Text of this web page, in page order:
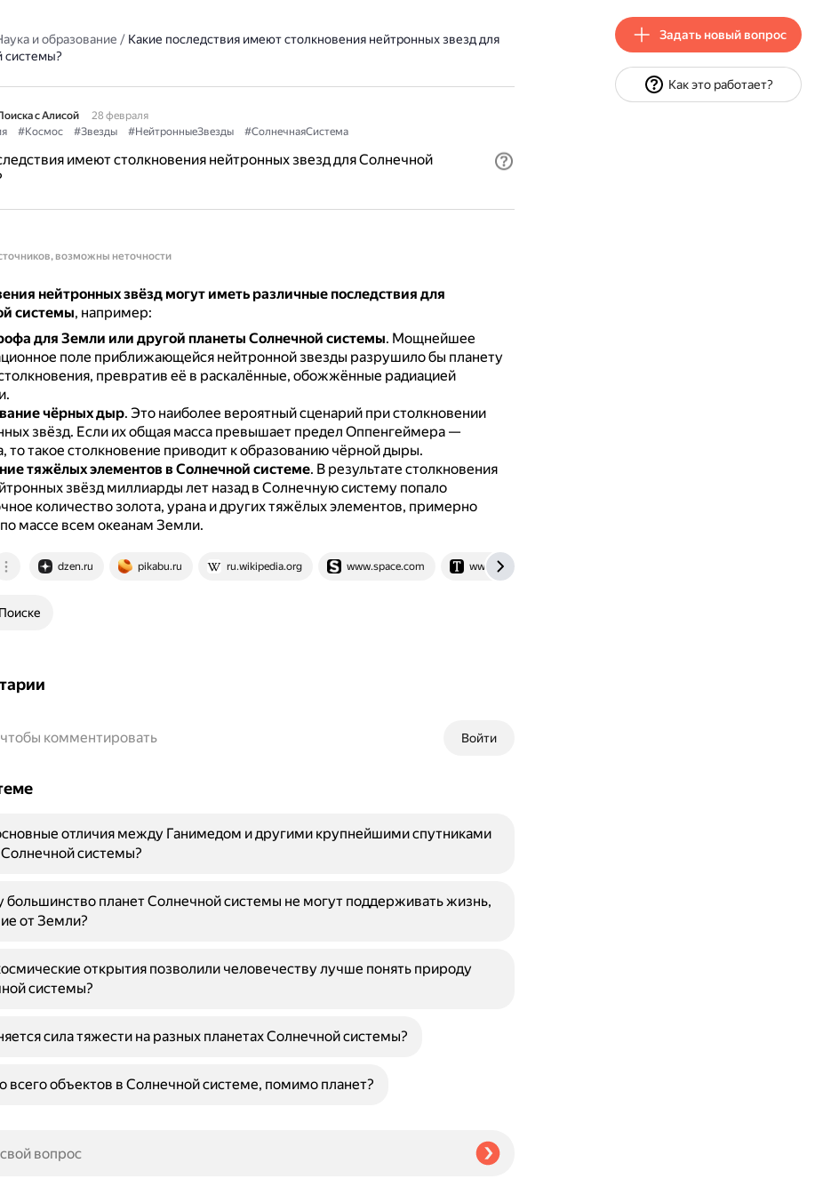
и образование / Какие последствия имеют столкновения нейтронных звезд для
системы?
с Алисой
28 февраля
#Космос #Звезды #НейтронныеЗвезды #СолнечнаяСистема
имеют столкновения нейтронных звезд для Солнечной
возможны неточности
нейтронных звёзд могут иметь различные последствия для
системы, например:
для Земли или другой планеты Солнечной системы. Мощнейшее
поле приближающейся нейтронной звезды разрушило бы планету
превратив её в раскалённые, обожжённые радиацией
чёрных дыр. Это наиболее вероятный сценарий при столкновении
звёзд. Если их общая масса превышает предел Оппенгеймера —
то такое столкновение приводит к образованию чёрной дыры.
тяжёлых элементов в Солнечной системе. В результате столкновения
звёзд миллиарды лет назад в Солнечную систему попало
количество золота, урана и других тяжёлых элементов, примерно
массе всем океанам Земли.
dzen.ru pikabu.ru ru.wikipedia.org www.space.com www.techinsider.ru
Войти
комментировать
отличия между Ганимедом и другими крупнейшими спутниками
Солнечной системы?
большинство планет Солнечной системы не могут поддерживать жизнь,
от Земли?
открытия позволили человечеству лучше понять природу
системы?
сила тяжести на разных планетах Солнечной системы?
всего объектов в Солнечной системе, помимо планет?
Задать новый вопрос
Как это работает?